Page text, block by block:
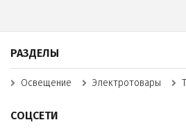
РАЗДЕЛЫ
Освещение Электротовары
СОЦСЕТИ